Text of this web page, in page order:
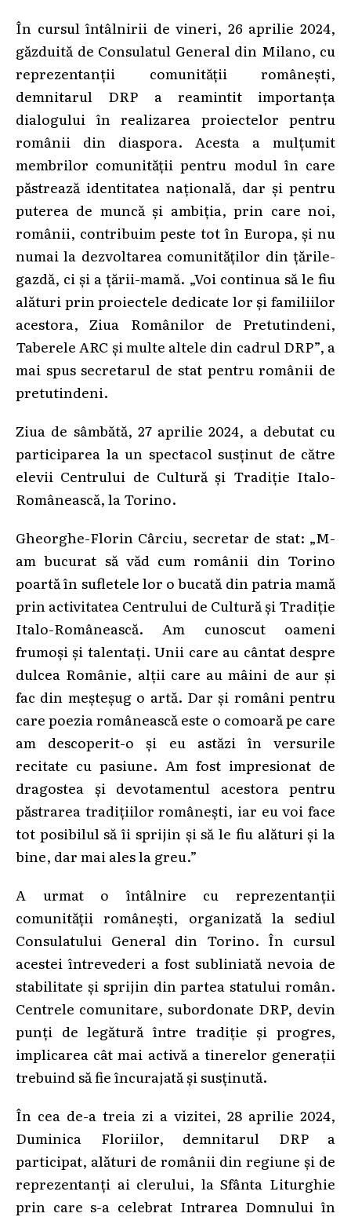
În cursul întâlnirii de vineri, 26 aprilie 2024,
găzduită de Consulatul General din Milano, cu
reprezentanții comunității românești,
demnitarul DRP a reamintit importanța
dialogului în realizarea proiectelor pentru
românii din diaspora. Acesta a mulțumit
membrilor comunității pentru modul în care
păstrează identitatea națională, dar și pentru
puterea de muncă și ambiția, prin care noi,
românii, contribuim peste tot în Europa, și nu
numai la dezvoltarea comunităților din țările-
gazdă, ci și a țării-mamă. „Voi continua să le fiu
alături prin proiectele dedicate lor și familiilor
acestora, Ziua Românilor de Pretutindeni,
Taberele ARC și multe altele din cadrul DRP”, a
mai spus secretarul de stat pentru românii de
pretutindeni.
Ziua de sâmbătă, 27 aprilie 2024, a debutat cu
participarea la un spectacol susținut de către
elevii Centrului de Cultură și Tradiție Italo-
Românească, la Torino.
Gheorghe-Florin Cârciu, secretar de stat: „M-
am bucurat să văd cum românii din Torino
poartă în sufletele lor o bucată din patria mamă
prin activitatea Centrului de Cultură și Tradiție
Italo-Românească. Am cunoscut oameni
frumoși și talentați. Unii care au cântat despre
dulcea Românie, alții care au mâini de aur și
fac din meșteșug o artă. Dar și români pentru
care poezia românească este o comoară pe care
am descoperit-o și eu astăzi în versurile
recitate cu pasiune. Am fost impresionat de
dragostea și devotamentul acestora pentru
păstrarea tradițiilor românești, iar eu voi face
tot posibilul să îi sprijin și să le fiu alături și la
bine, dar mai ales la greu.”
A urmat o întâlnire cu reprezentanții
comunității românești, organizată la sediul
Consulatului General din Torino. În cursul
acestei întrevederi a fost subliniată nevoia de
stabilitate și sprijin din partea statului român.
Centrele comunitare, subordonate DRP, devin
punți de legătură între tradiție și progres,
implicarea cât mai activă a tinerelor generații
trebuind să fie încurajată și susținută.
În cea de-a treia zi a vizitei, 28 aprilie 2024,
Duminica Floriilor, demnitarul DRP a
participat, alături de românii din regiune și de
reprezentanți ai clerului, la Sfânta Liturghie
prin care s-a celebrat Intrarea Domnului în